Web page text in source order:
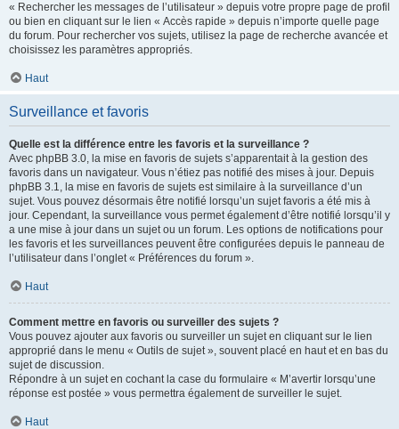
« Rechercher les messages de l’utilisateur » depuis votre propre page de profil
ou bien en cliquant sur le lien « Accès rapide » depuis n’importe quelle page
du forum. Pour rechercher vos sujets, utilisez la page de recherche avancée et
choisissez les paramètres appropriés.
Haut
Surveillance et favoris
Quelle est la différence entre les favoris et la surveillance ?
Avec phpBB 3.0, la mise en favoris de sujets s’apparentait à la gestion des
favoris dans un navigateur. Vous n’étiez pas notifié des mises à jour. Depuis
phpBB 3.1, la mise en favoris de sujets est similaire à la surveillance d’un
sujet. Vous pouvez désormais être notifié lorsqu’un sujet favoris a été mis à
jour. Cependant, la surveillance vous permet également d’être notifié lorsqu’il y
a une mise à jour dans un sujet ou un forum. Les options de notifications pour
les favoris et les surveillances peuvent être configurées depuis le panneau de
l’utilisateur dans l’onglet « Préférences du forum ».
Haut
Comment mettre en favoris ou surveiller des sujets ?
Vous pouvez ajouter aux favoris ou surveiller un sujet en cliquant sur le lien
approprié dans le menu « Outils de sujet », souvent placé en haut et en bas du
sujet de discussion.
Répondre à un sujet en cochant la case du formulaire « M’avertir lorsqu’une
réponse est postée » vous permettra également de surveiller le sujet.
Haut